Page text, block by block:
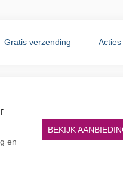
Gratis verzending Acties
en
BEKIJK